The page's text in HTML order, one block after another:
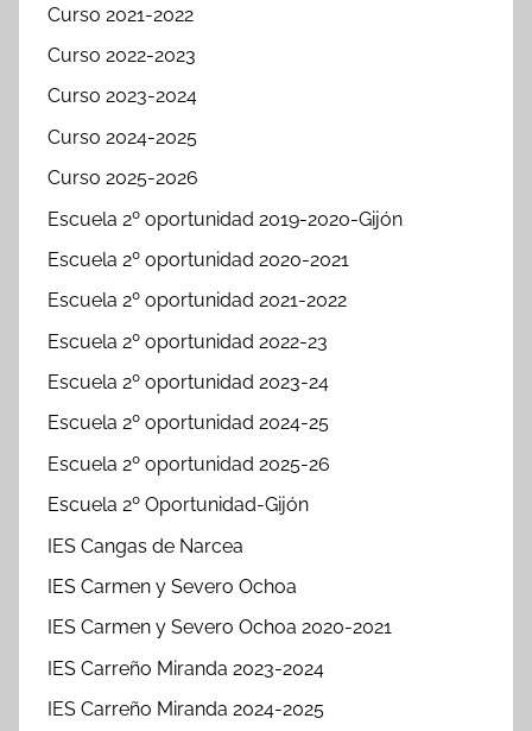
Curso 2021-2022
Curso 2022-2023
Curso 2023-2024
Curso 2024-2025
Curso 2025-2026
Escuela 2º oportunidad 2019-2020-Gijón
Escuela 2º oportunidad 2020-2021
Escuela 2º oportunidad 2021-2022
Escuela 2º oportunidad 2022-23
Escuela 2º oportunidad 2023-24
Escuela 2º oportunidad 2024-25
Escuela 2º oportunidad 2025-26
Escuela 2º Oportunidad-Gijón
IES Cangas de Narcea
IES Carmen y Severo Ochoa
IES Carmen y Severo Ochoa 2020-2021
IES Carreño Miranda 2023-2024
IES Carreño Miranda 2024-2025